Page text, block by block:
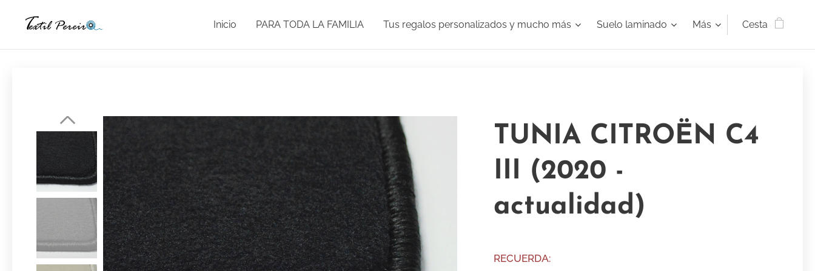
Inicio PARA TODA LA FAMILIA Tus regalos personalizados y mucho más Suelo laminado Más Cesta
TUNIA CITROËN C4
III (2020 -
actualidad)
RECUERDA: